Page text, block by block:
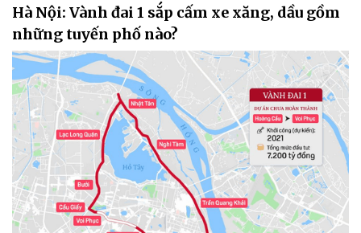
Hà Nội: Vành đai 1 sắp cấm xe xăng, dầu gồm
những tuyến phố nào?